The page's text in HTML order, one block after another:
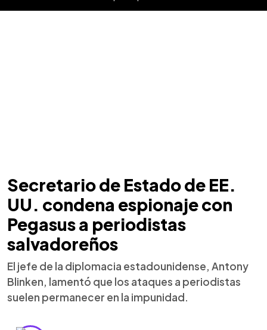
Secretario de Estado de EE.
UU. condena espionaje con
Pegasus a periodistas
salvadoreños
El jefe de la diplomacia estadounidense, Antony
Blinken, lamentó que los ataques a periodistas
suelen permanecer en la impunidad.